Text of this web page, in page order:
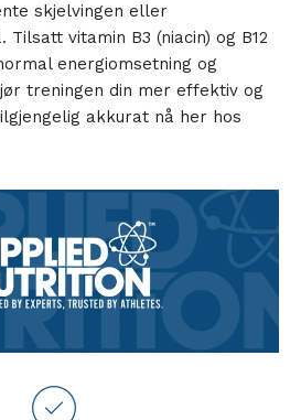
skjelvingen eller
vitamin B3 (niacin) og B12
energiomsetning og
treningen din mer effektiv og
akkurat nå her hos